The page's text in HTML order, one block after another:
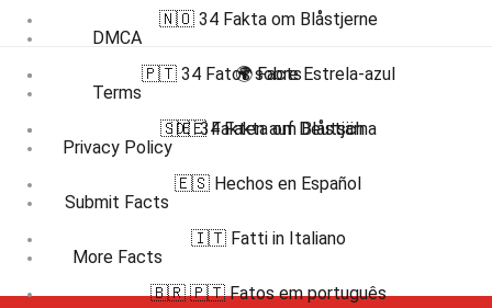
DMCA
Terms
Privacy Policy
Submit Facts
More Facts
🇳🇴 34 Fakta om Blåstjerne
🇵🇹 34 Fatos sobre Estrela-azul
🇸🇪 34 Fakta om Blåstjärna
🌍 Facts
🇩🇪 Fakten auf Deutsch
🇪🇸 Hechos en Español
🇮🇹 Fatti in Italiano
🇧🇷 🇵🇹 Fatos em português